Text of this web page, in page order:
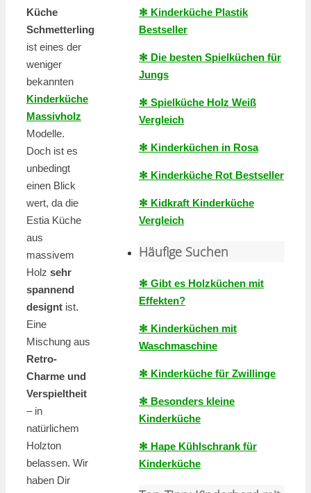
Küche
Schmetterling
ist eines der
weniger
bekannten
Kinderküche
Massivholz
Modelle.
Doch ist es
unbedingt
einen Blick
wert, da die
Estia Küche
aus
massivem
Holz sehr
spannend
designt ist.
Eine
Mischung aus
Retro-
Charme und
Verspieltheit
– in
natürlichem
Holzton
belassen. Wir
haben Dir
✻ Kinderküche Plastik
Bestseller
✻ Die besten Spielküchen für
Jungs
✻ Spielküche Holz Weiß
Vergleich
✻ Kinderküchen in Rosa
✻ Kinderküche Rot Bestseller
✻ Kidkraft Kinderküche
Vergleich
Häufige Suchen
✻ Gibt es Holzküchen mit
Effekten?
✻ Kinderküchen mit
Waschmaschine
✻ Kinderküche für Zwillinge
✻ Besonders kleine
Kinderküche
✻ Hape Kühlschrank für
Kinderküche